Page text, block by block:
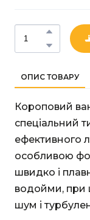
ОПИС ТОВАРУ
Короповий
спеціальний
ефективного
особливою
швидко і
водойми, при
шум і